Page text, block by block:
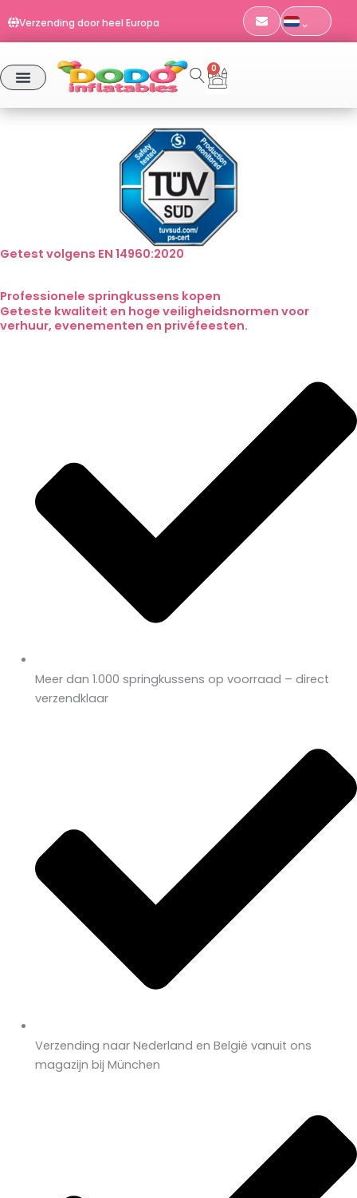
naar
de
inhoud
Bestellingen vóór 11:00 uur worden dezelfde dag verzonden
EN 14960 | TÜV SÜD-gecertificeerd
Verzending door heel Europa
Bestellingen vóór 11:00 uur worden dezelfde dag verzonden
0
Winkelwagen
Getest volgens EN 14960:2020
Professionele springkussens kopen
Geteste kwaliteit en hoge veiligheidsnormen voor
verhuur, evenementen en privéfeesten.
Meer dan 1.000 springkussens op voorraad – direct
verzendklaar
Verzending naar Nederland en België vanuit ons
magazijn bij München